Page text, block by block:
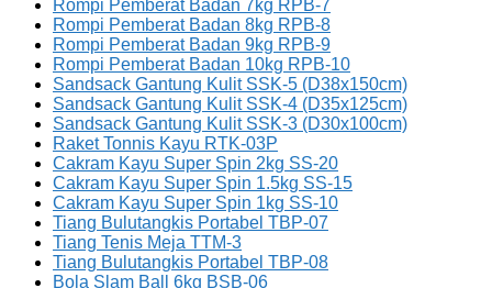
Rompi Pemberat Badan 7kg RPB-7
Rompi Pemberat Badan 8kg RPB-8
Rompi Pemberat Badan 9kg RPB-9
Rompi Pemberat Badan 10kg RPB-10
Sandsack Gantung Kulit SSK-5 (D38x150cm)
Sandsack Gantung Kulit SSK-4 (D35x125cm)
Sandsack Gantung Kulit SSK-3 (D30x100cm)
Raket Tonnis Kayu RTK-03P
Cakram Kayu Super Spin 2kg SS-20
Cakram Kayu Super Spin 1.5kg SS-15
Cakram Kayu Super Spin 1kg SS-10
Tiang Bulutangkis Portabel TBP-07
Tiang Tenis Meja TTM-3
Tiang Bulutangkis Portabel TBP-08
Bola Slam Ball 6kg BSB-06